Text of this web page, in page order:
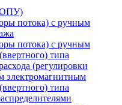
потока) с ручным
потока) с ручным
типа
(регулировки
электромагнитным
типа